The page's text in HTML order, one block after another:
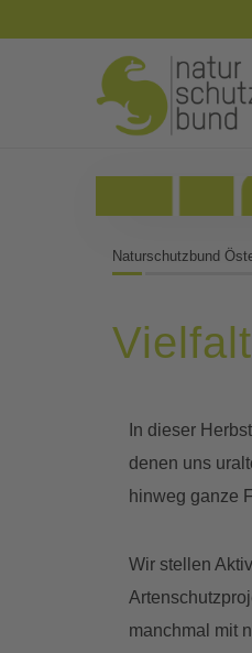
Naturschutzbund
In dieser
denen uns
hinweg ganze
Wir stellen
manchmal mit